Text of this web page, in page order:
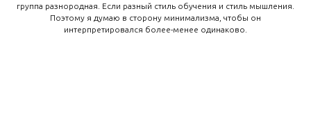
группа разнородная. Если разный стиль обучения и стиль мышления.
Поэтому я думаю в сторону минимализма, чтобы он
интерпретировался более-менее одинаково.